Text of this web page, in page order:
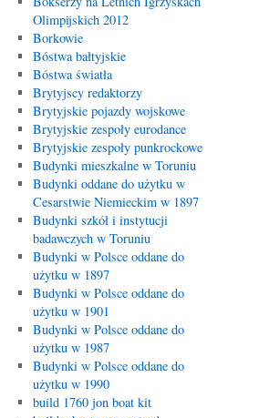
Olimpijskich 2012
Borkowie
Bóstwa bałtyjskie
Bóstwa światła
Brytyjscy redaktorzy
Brytyjskie pojazdy wojskowe
Brytyjskie zespoły eurodance
Brytyjskie zespoły punkrockowe
Budynki mieszkalne w Toruniu
Budynki oddane do użytku w
Cesarstwie Niemieckim w 1897
Budynki szkół i instytucji
badawczych w Toruniu
Budynki w Polsce oddane do
użytku w 1897
Budynki w Polsce oddane do
użytku w 1901
Budynki w Polsce oddane do
użytku w 1987
Budynki w Polsce oddane do
użytku w 1990
build 1760 jon boat kit